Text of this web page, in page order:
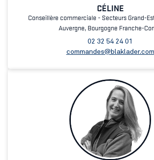
CÉLINE
Conseillère commerciale - Secteurs Grand-
Auvergne, Bourgogne Franche-
02 32 54 24 01
commandes@blaklader.com